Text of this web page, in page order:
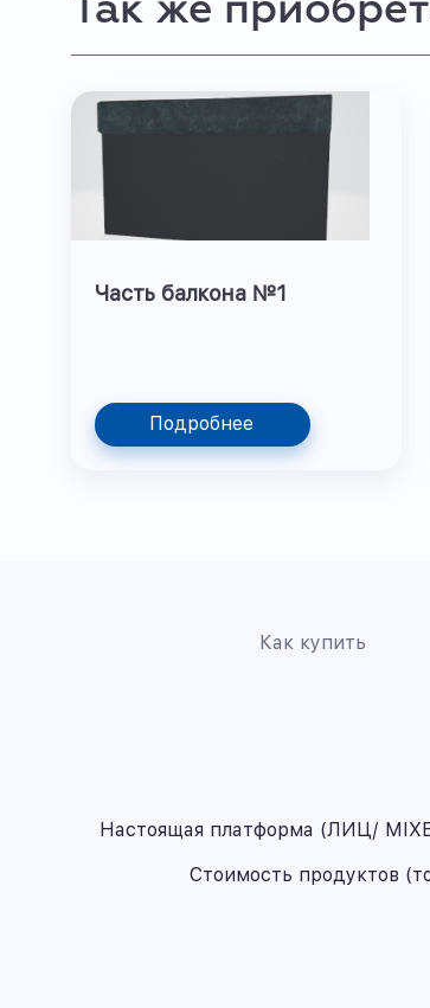
Так же
Часть балкона №1
Подробнее
Как купить
Настоящая платформа (ЛИЦ/
Стоимость продуктов